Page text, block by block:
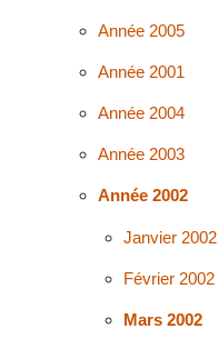
Année 2005
Année 2001
Année 2004
Année 2003
Année 2002
Janvier 2002
Février 2002
Mars 2002